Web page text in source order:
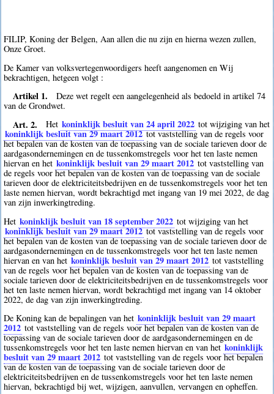
FILIP, Koning der Belgen, Aan allen die nu zijn en hierna wezen zullen,
Onze Groet.
De Kamer van volksvertegenwoordigers heeft aangenomen en Wij
bekrachtigen, hetgeen volgt :
Artikel 1.
Deze wet regelt een aangelegenheid als bedoeld in artikel 74
van de Grondwet.
Art. 2. Het koninklijk besluit van 24 april 2022 tot wijziging van het
koninklijk besluit van 29 maart 2012tot vaststelling van de regels voor
het bepalen van de kosten van de toepassing van de sociale tarieven door de
aardgasondernemingen en de tussenkomstregels voor het ten laste nemen
hiervan en het koninklijk besluit van 29 maart 2012 tot vaststelling van
de regels voor het bepalen van de kosten van de toepassing van de sociale
tarieven door de elektriciteitsbedrijven en de tussenkomstregels voor het ten
laste nemen hiervan, wordt bekrachtigd met ingang van 19 mei 2022, de dag
van zijn inwerkingtreding.
Het koninklijk besluit van 18 september 2022 tot wijziging van het
koninklijk besluit van 29 maart 2012tot vaststelling van de regels voor
het bepalen van de kosten van de toepassing van de sociale tarieven door de
aardgasondernemingen en de tussenkomstregels voor het ten laste nemen
hiervan en van het koninklijk besluit van 29 maart 2012 tot vaststelling
van de regels voor het bepalen van de kosten van de toepassing van de
sociale tarieven door de elektriciteitsbedrijven en de tussenkomstregels voor
het ten laste nemen hiervan, wordt bekrachtigd met ingang van 14 oktober
2022, de dag van zijn inwerkingtreding.
De Koning kan de bepalingen van het koninklijk besluit van 29 maart
2012 tot vaststelling van de regels voor het bepalen van de kosten van de
toepassing van de sociale tarieven door de aardgasondernemingen en de
tussenkomstregels voor het ten laste nemen hiervan en van het koninklijk
besluit van 29 maart 2012 tot vaststelling van de regels voor het bepalen
van de kosten van de toepassing van de sociale tarieven door de
elektriciteitsbedrijven en de tussenkomstregels voor het ten laste nemen
hiervan, bekrachtigd bij wet, wijzigen, aanvullen, vervangen en opheffen.